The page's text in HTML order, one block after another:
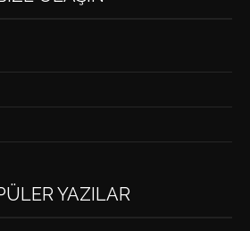
YAZILAR